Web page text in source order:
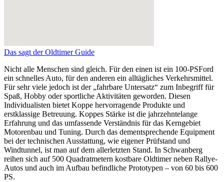
Das sagt der Oldtimer Guide
Nicht alle Menschen sind gleich. Für den einen ist ein 100-PSFord
ein schnelles Auto, für den anderen ein alltägliches Verkehrsmittel.
Für sehr viele jedoch ist der „fahrbare Untersatz“ zum Inbegriff für
Spaß, Hobby oder sportliche Aktivitäten geworden. Diesen
Individualisten bietet Koppe hervorragende Produkte und
erstklassige Betreuung. Koppes Stärke ist die jahrzehntelange
Erfahrung und das umfassende Verständnis für das Kerngebiet
Motorenbau und Tuning. Durch das dementsprechende Equipment
bei der technischen Ausstattung, wie eigener Prüfstand und
Windtunnel, ist man auf dem allerletzten Stand. In Schwanberg
reihen sich auf 500 Quadratmetern kostbare Oldtimer neben Rallye-
Autos und auch im Aufbau befindliche Prototypen – von 60 bis 600
PS.